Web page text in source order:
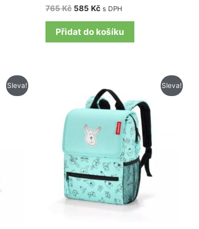
765Kč 585 Kč s DPH
Přidat do košíku
Sleva! Sleva!
byla:
765 Kč.
cena
je:
585 Kč.